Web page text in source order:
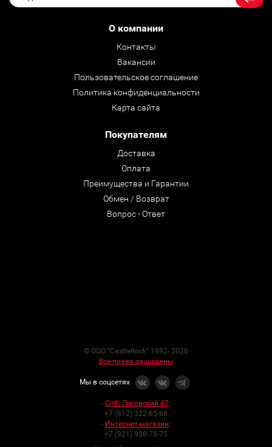
О компании
Контакты
Вакансии
Пользовательское соглашение
Политика конфиденциальности
Карта сайта
Покупателям
Доставка
Оплата
Преимущества и Гарантии
Обмен / Возврат
Вопрос - Ответ
© ООО "CastleRock" 1992- 2026
Все права защищены
Мы в соцсетях
- Спб. Лиговский 47:
+7 (812) 322-65-68
- Интернет-магазин:
+7 (921) 938-78-75